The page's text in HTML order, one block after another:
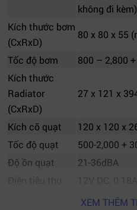
không đi kèm)
Kích thước bơm
(CxRxD)
80 x 80 x 55
Tốc độ bơm
800 – 2,800
Kích thước
Radiator
(CxRxD)
27 x 121 x
Kích cỡ quạt
120 x 120 x
Tốc độ quạt
500-2,000 +
Độ ồn quạt
21-36dBA
- Phần pump
XEM THÊM